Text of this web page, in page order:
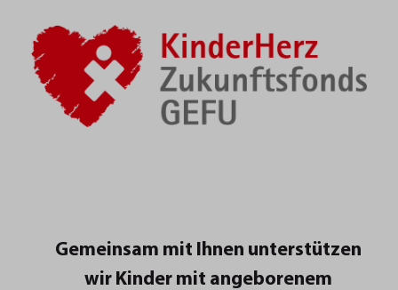
Gemeinsam mit Ihnen unterstützen
wir Kinder mit angeborenem